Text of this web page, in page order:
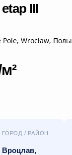
III
Wrocław,
ГОРОД / РАЙОН
Вроцлав,